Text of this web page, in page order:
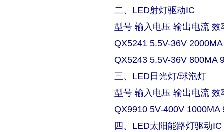
二、LED射灯驱动IC
型号 输入电压 输出电流 效
QX5241 5.5V-36V
QX5243 5.5V-36V 800MA
三、LED日光灯/球泡灯
型号 输入电压 输出电流 效
QX9910 5V-400V 1000MA
四、LED太阳能路灯驱动IC